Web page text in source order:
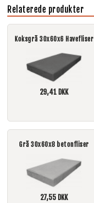
Relaterede produkter
Koksgrå 30x60x6 Havefliser
29,41 DKK
Grå 30x60x8 betonfliser
27,55 DKK